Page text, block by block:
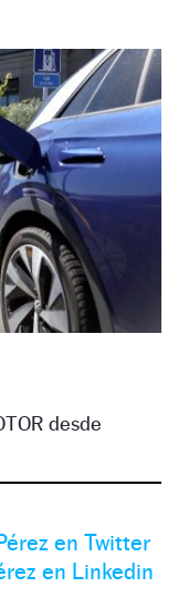
desde
en Twitter
en Linkedin